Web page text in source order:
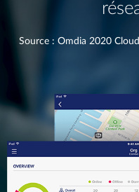
Source : Omdia 2020